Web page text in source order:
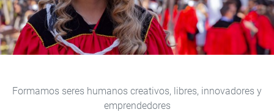
Formamos seres humanos creativos, libres, innovadores y
emprendedores